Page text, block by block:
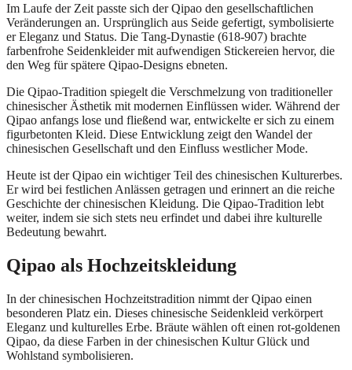
Im Laufe der Zeit passte sich der Qipao den gesellschaftlichen
Veränderungen an. Ursprünglich aus Seide gefertigt, symbolisierte
er Eleganz und Status. Die Tang-Dynastie (618-907) brachte
farbenfrohe Seidenkleider mit aufwendigen Stickereien hervor, die
den Weg für spätere Qipao-Designs ebneten.
Die Qipao-Tradition spiegelt die Verschmelzung von traditioneller
chinesischer Ästhetik mit modernen Einflüssen wider. Während der
Qipao anfangs lose und fließend war, entwickelte er sich zu einem
figurbetonten Kleid. Diese Entwicklung zeigt den Wandel der
chinesischen Gesellschaft und den Einfluss westlicher Mode.
Heute ist der Qipao ein wichtiger Teil des chinesischen Kulturerbes.
Er wird bei festlichen Anlässen getragen und erinnert an die reiche
Geschichte der chinesischen Kleidung. Die Qipao-Tradition lebt
weiter, indem sie sich stets neu erfindet und dabei ihre kulturelle
Bedeutung bewahrt.
Qipao als Hochzeitskleidung
In der chinesischen Hochzeitstradition nimmt der Qipao einen
besonderen Platz ein. Dieses chinesische Seidenkleid verkörpert
Eleganz und kulturelles Erbe. Bräute wählen oft einen rot-goldenen
Qipao, da diese Farben in der chinesischen Kultur Glück und
Wohlstand symbolisieren.